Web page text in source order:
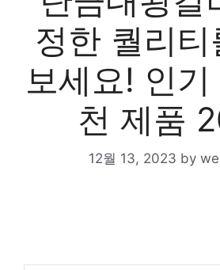
정한 퀄리티
보세요! 인
천 제품
12월 13, 2023 by